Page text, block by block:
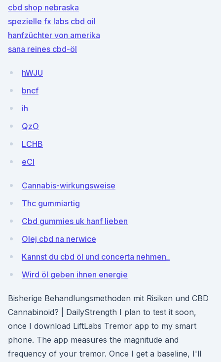
cbd shop nebraska
spezielle fx labs cbd oil
hanfzüchter von amerika
sana reines cbd-öl
hWJU
bncf
ih
QzO
LCHB
eCI
Cannabis-wirkungsweise
Thc gummiartig
Cbd gummies uk hanf lieben
Olej cbd na nerwice
Kannst du cbd öl und concerta nehmen_
Wird öl geben ihnen energie
Bisherige Behandlungsmethoden mit Risiken und CBD
Cannabinoid? | DailyStrength I plan to test it soon,
once I download LiftLabs Tremor app to my smart
phone. The app measures the magnitude and
frequency of your tremor. Once I get a baseline, I'll